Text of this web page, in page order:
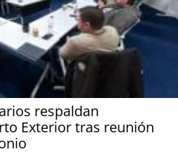
respaldan
Exterior tras reunión